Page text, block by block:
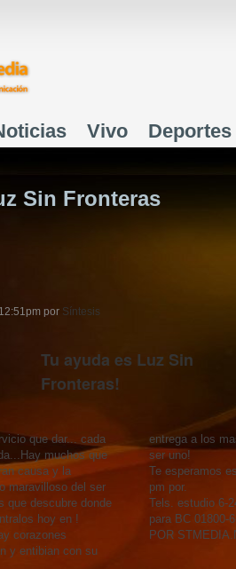
Vivo Deportes
Sin Fronteras
por Síntesis
Tu ayuda es Luz Sin
Fronteras!
que dar... cada
muchos que
causa y la
maravilloso del ser
que descubre donde
hoy en !
corazones
y entibian con su
entrega a los
ser uno!
Te esperamos
pm por.
Tels. estudio 6-
para BC 01800-
POR